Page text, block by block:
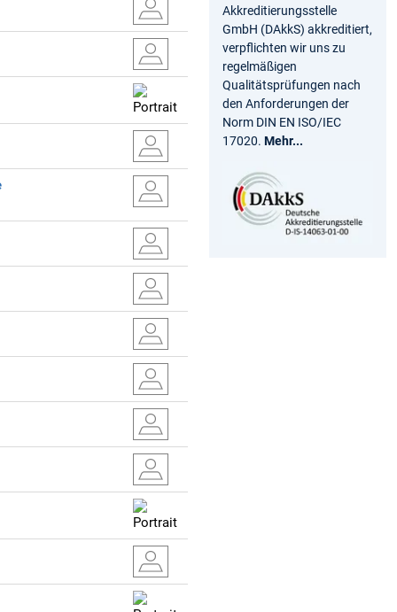
Akkreditierungsstelle
GmbH (DAkkS) akkreditiert,
verpflichten wir uns zu
regelmäßigen
Qualitätsprüfungen nach
den Anforderungen der
Norm DIN EN ISO/IEC
17020. Mehr...